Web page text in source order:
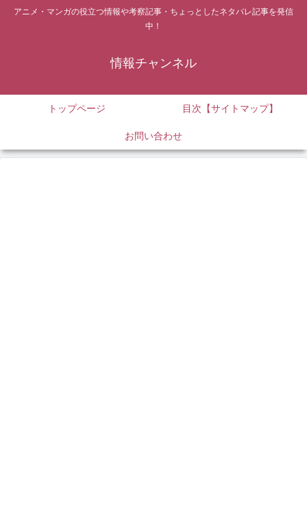
アニメ・マンガの役立つ情報や考察記事・ちょっとしたネタバレ記事を発信
中！
情報チャンネル
トップページ 目次【サイトマップ】
お問い合わせ